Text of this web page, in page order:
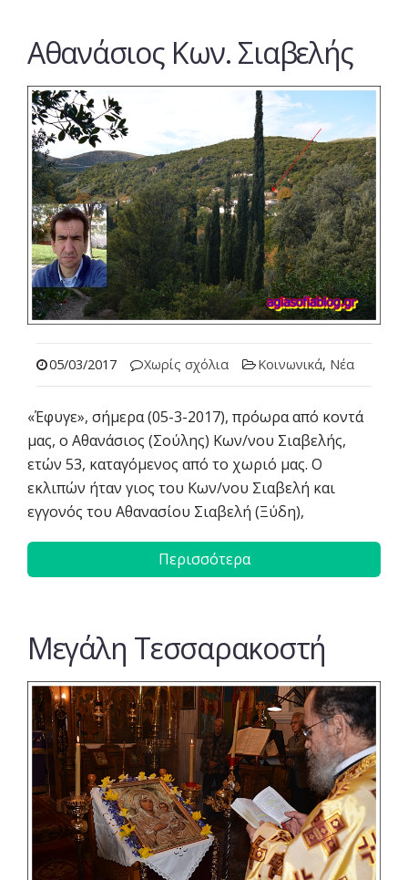
Αθανάσιος Κων. Σιαβελής
05/03/2017 Χωρίς σχόλια Κοινωνικά, Νέα
«Έφυγε», σήμερα (05-3-2017), πρόωρα από κοντά
μας, ο Αθανάσιος (Σούλης) Κων/νου Σιαβελής,
ετών 53, καταγόμενος από το χωριό μας. Ο
εκλιπών ήταν γιος του Κων/νου Σιαβελή και
εγγονός του Αθανασίου Σιαβελή (Ξύδη),
Περισσότερα
Mεγάλη Τεσσαρακοστή